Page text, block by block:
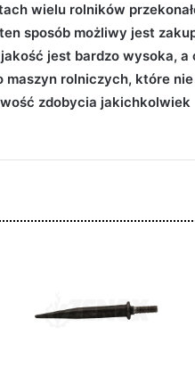
wielu rolników
sposób możliwy jest
jest bardzo wysoka, a
rolniczych, które nie
zdobycia jakichkolwiek